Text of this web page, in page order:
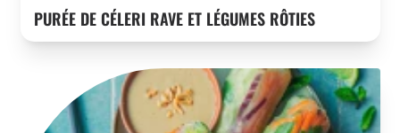
PURÉE DE CÉLERI RAVE ET LÉGUMES RÔTIES